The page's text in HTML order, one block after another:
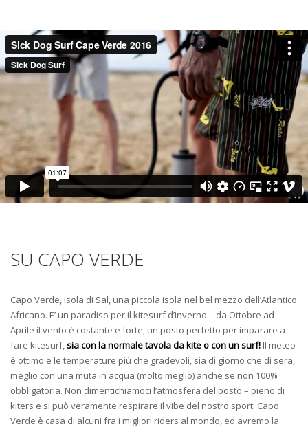
SU CAPO VERDE
Capo Verde, Isola di Sal, una piccola isola nel bel mezzo dell’Atlantico
Africano. E’ un paradiso per il kitesurf d’inverno – da Ottobre ad
Aprile il vento è costante e forte, un posto perfetto per imparare a
fare kitesurf,sia con la normale tavola da kite o con un surf! Il meteo
è ottimo e le temperature più che gradevoli, sia di giorno che di sera,
meglio con una muta in acqua (molto meglio) anche se non 100%
obbligatoria. Non dimentichiamoci l’atmosfera del posto – pieno di
kiters e si può veramente respirare il vibe del nostro sport: Capo
Verde è casa di alcuni fra i migliori riders al mondo, ed avremo la